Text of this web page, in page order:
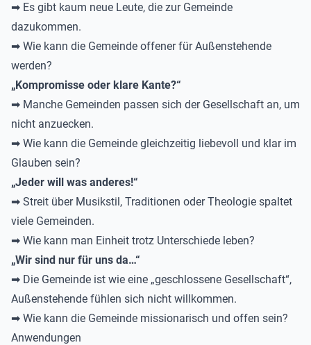
➡ Es gibt kaum neue Leute, die zur Gemeinde
dazukommen.
➡ Wie kann die Gemeinde offener für Außenstehende
werden?
„Kompromisse oder klare Kante?“
➡ Manche Gemeinden passen sich der Gesellschaft an, um
nicht anzuecken.
➡ Wie kann die Gemeinde gleichzeitig liebevoll und klar im
Glauben sein?
„Jeder will was anderes!“
➡ Streit über Musikstil, Traditionen oder Theologie spaltet
viele Gemeinden.
➡ Wie kann man Einheit trotz Unterschiede leben?
„Wir sind nur für uns da…“
➡ Die Gemeinde ist wie eine „geschlossene Gesellschaft“,
Außenstehende fühlen sich nicht willkommen.
➡ Wie kann die Gemeinde missionarisch und offen sein?
Anwendungen